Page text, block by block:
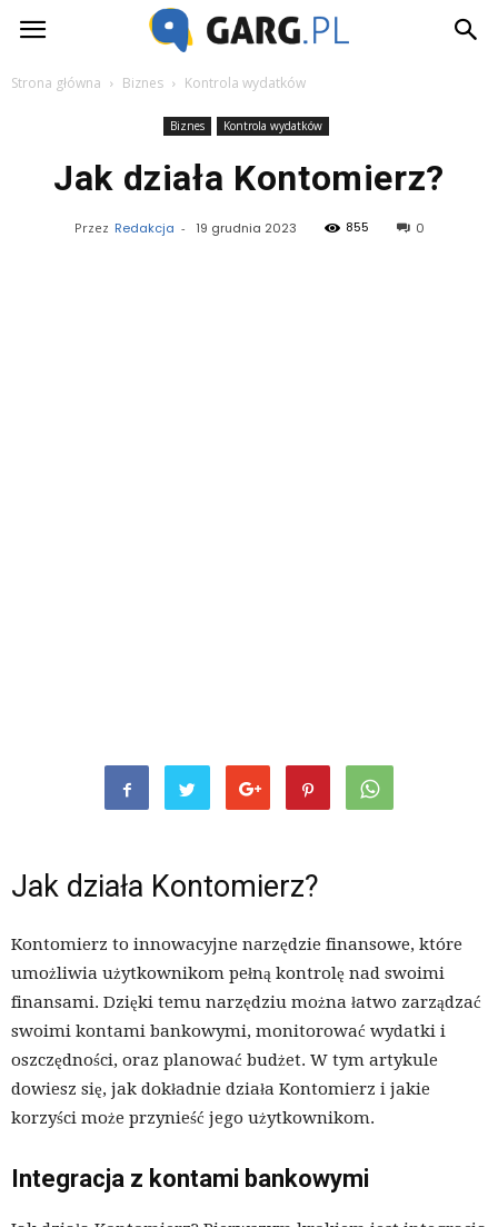
Garg.pl
Strona główna Biznes Kontrola wydatków
Biznes Kontrola wydatków
Jak działa Kontomierz?
Przez Redakcja - 19 grudnia 2023 855 0
Jak działa Kontomierz?
Kontomierz to innowacyjne narzędzie finansowe, które
umożliwia użytkownikom pełną kontrolę nad swoimi
finansami. Dzięki temu narzędziu można łatwo zarządzać
swoimi kontami bankowymi, monitorować wydatki i
oszczędności, oraz planować budżet. W tym artykule
dowiesz się, jak dokładnie działa Kontomierz i jakie
korzyści może przynieść jego użytkownikom.
Integracja z kontami bankowymi